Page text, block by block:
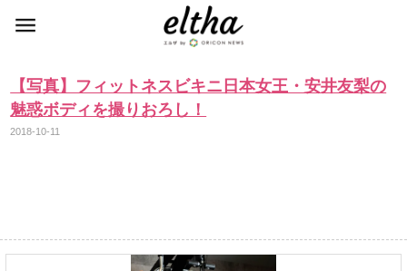
【写真】フィットネスビキニ日本女王・安井友梨の
魅惑ボディを撮りおろし！
2018-10-11